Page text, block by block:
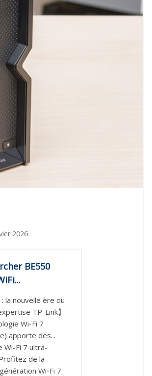
2026
BE550
: la nouvelle ère du
TP-Link】
Wi-Fi 7
apporte des...
Wi-Fi 7 ultra-
de la
Wi-Fi 7